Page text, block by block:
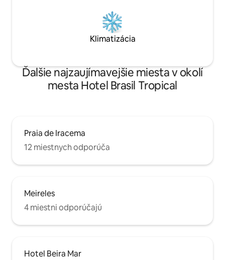
Klimatizácia
Ďalšie najzaujímavejšie miesta v okolí
mesta Hotel Brasil Tropical
Praia de Iracema
12 miestnych odporúča
Meireles
4 miestni odporúčajú
Hotel Beira Mar